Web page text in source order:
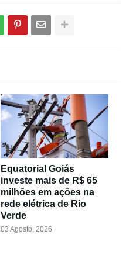
Equatorial Goiás
investe mais de R$ 65
milhões em ações na
rede elétrica de Rio
Verde
03 Agosto, 2026